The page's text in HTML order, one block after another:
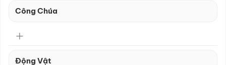
Công Chúa
Động Vật